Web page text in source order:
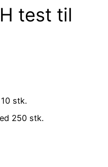
test til
stk.
250 stk.